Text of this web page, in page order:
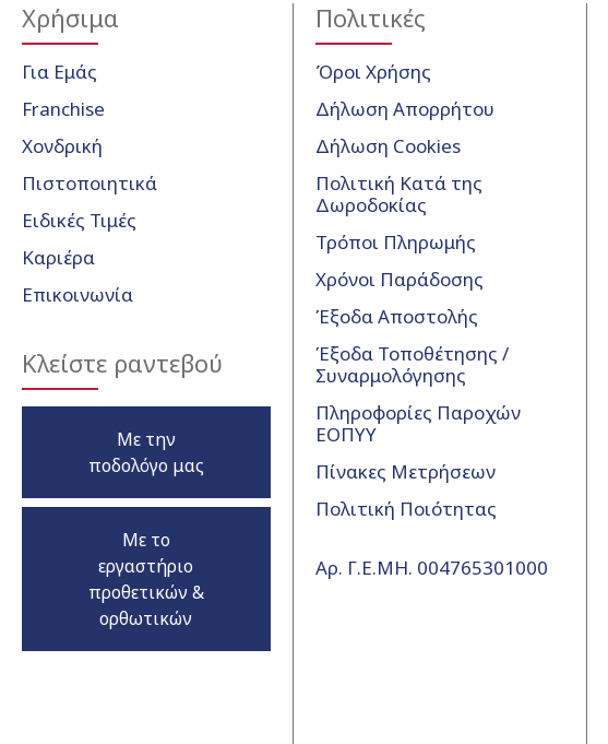
Χρήσιμα
Για Εμάς
Franchise
Χονδρική
Πιστοποιητικά
Ειδικές Τιμές
Καριέρα
Επικοινωνία
Κλείστε ραντεβού
Με την
ποδολόγο μας
Με το
εργαστήριο
προθετικών &
ορθωτικών
Πολιτικές
Όροι Χρήσης
Δήλωση Απορρήτου
Δήλωση Cookies
Πολιτική Κατά της
Δωροδοκίας
Τρόποι Πληρωμής
Χρόνοι Παράδοσης
Έξοδα Αποστολής
Έξοδα Τοποθέτησης /
Συναρμολόγησης
Πληροφορίες Παροχών
ΕΟΠΥΥ
Πίνακες Μετρήσεων
Πολιτική Ποιότητας
Αρ. Γ.Ε.ΜΗ. 004765301000